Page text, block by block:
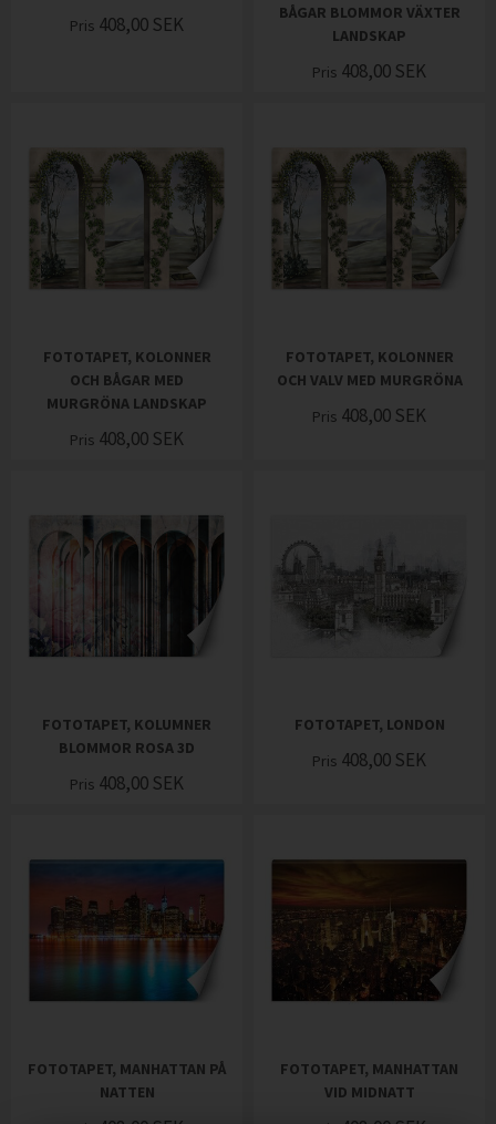
Pris 408,00 SEK
BÅGAR BLOMMOR VÄXTER
LANDSKAP
Pris 408,00 SEK
FOTOTAPET, KOLONNER
OCH BÅGAR MED
MURGRÖNA LANDSKAP
Pris 408,00 SEK
FOTOTAPET, KOLONNER
OCH VALV MED MURGRÖNA
Pris 408,00 SEK
FOTOTAPET, KOLUMNER
BLOMMOR ROSA 3D
Pris 408,00 SEK
FOTOTAPET, LONDON
Pris 408,00 SEK
FOTOTAPET, MANHATTAN PÅ
NATTEN
FOTOTAPET, MANHATTAN
VID MIDNATT